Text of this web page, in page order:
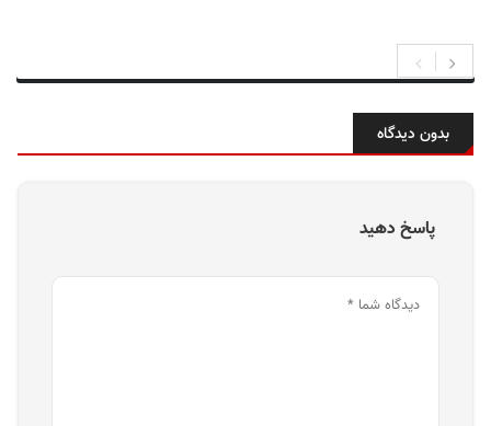
بدون دیدگاه
پاسخ دهید